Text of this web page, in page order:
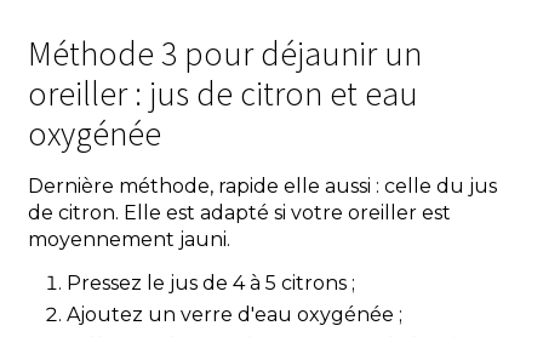
Méthode 3 pour déjaunir un
oreiller : jus de citron et eau
oxygénée
Dernière méthode, rapide elle aussi : celle du jus
de citron. Elle est adapté si votre oreiller est
moyennement jauni.
Pressez le jus de 4 à 5 citrons ;
Ajoutez un verre d'eau oxygénée ;